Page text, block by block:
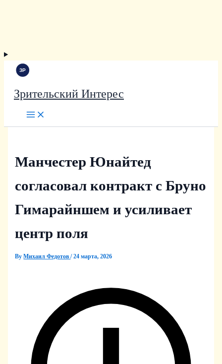
Зрительский Интерес
Манчестер Юнайтед
согласовал контракт с Бруно
Гимарайншем и усиливает
центр поля
ByМихаил Федотов/24 марта, 2026